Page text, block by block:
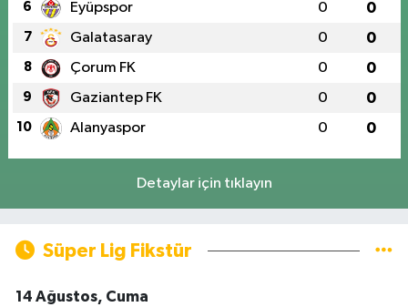
6 Eyüpspor 0 0
7 Galatasaray 0 0
8 Çorum FK 0 0
9 Gaziantep FK 0 0
10 Alanyaspor 0 0
Detaylar için tıklayın
Süper Lig Fikstür
14 Ağustos, Cuma